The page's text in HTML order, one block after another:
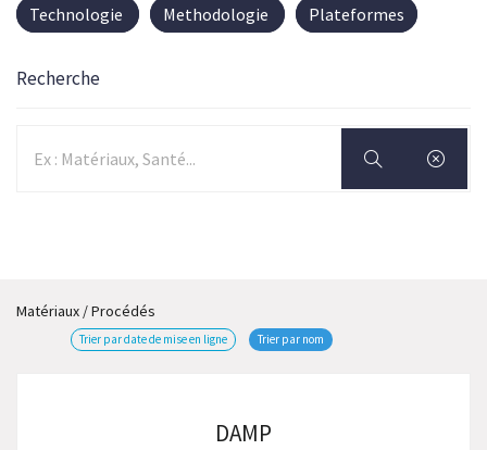
Technologie Methodologie Plateformes
Recherche
Matériaux / Procédés
Trier par date de mise en ligne Trier par nom
DAMP